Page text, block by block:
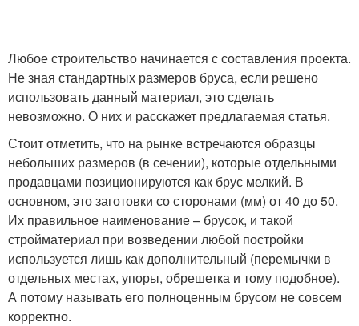
Любое строительство начинается с составления проекта.
Не зная стандартных размеров бруса, если решено
использовать данный материал, это сделать
невозможно. О них и расскажет предлагаемая статья.
Стоит отметить, что на рынке встречаются образцы
небольших размеров (в сечении), которые отдельными
продавцами позиционируются как брус мелкий. В
основном, это заготовки со сторонами (мм) от 40 до 50.
Их правильное наименование – брусок, и такой
стройматериал при возведении любой постройки
используется лишь как дополнительный (перемычки в
отдельных местах, упоры, обрешетка и тому подобное).
А потому называть его полноценным брусом не совсем
корректно.